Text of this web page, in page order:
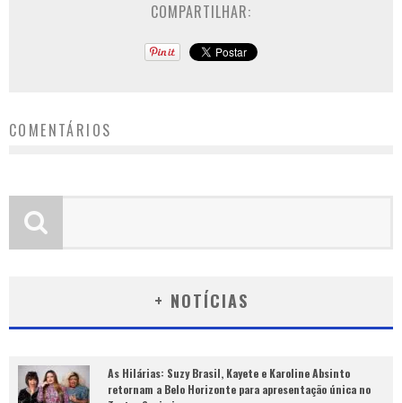
COMPARTILHAR:
COMENTÁRIOS
+ NOTÍCIAS
As Hilárias: Suzy Brasil, Kayete e Karoline Absinto
retornam a Belo Horizonte para apresentação única no